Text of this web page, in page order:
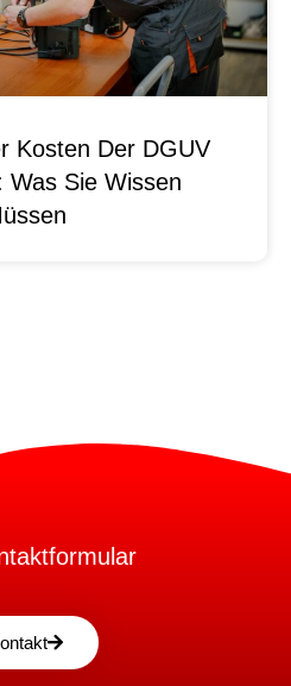
Kosten Der DGUV
Was Sie Wissen